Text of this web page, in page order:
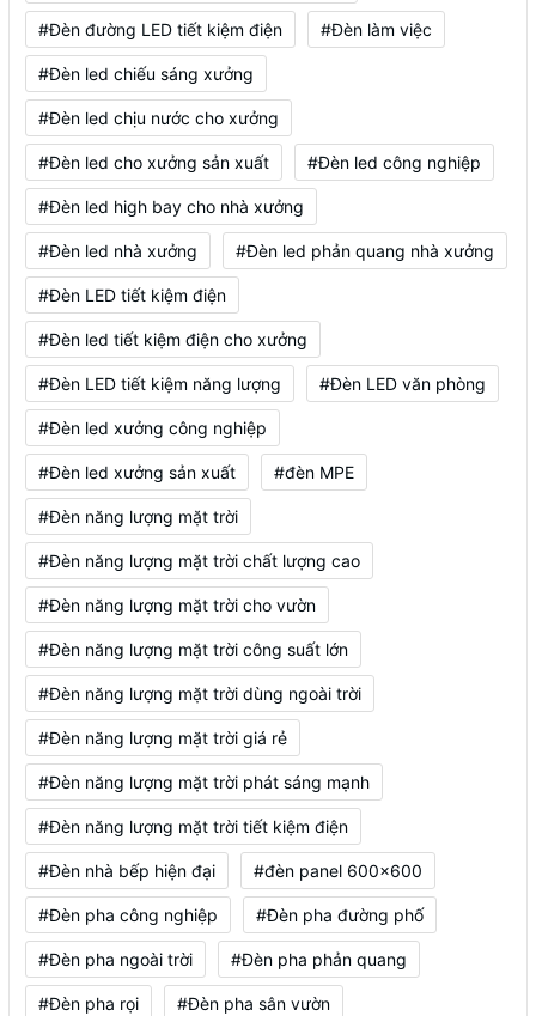
#Đèn đường LED tiết kiệm điện #Đèn làm việc
#Đèn led chiếu sáng xưởng
#Đèn led chịu nước cho xưởng
#Đèn led cho xưởng sản xuất #Đèn led công nghiệp
#Đèn led high bay cho nhà xưởng
#Đèn led nhà xưởng #Đèn led phản quang nhà xưởng
#Đèn LED tiết kiệm điện
#Đèn led tiết kiệm điện cho xưởng
#Đèn LED tiết kiệm năng lượng #Đèn LED văn phòng
#Đèn led xưởng công nghiệp
#Đèn led xưởng sản xuất #đèn MPE
#Đèn năng lượng mặt trời
#Đèn năng lượng mặt trời chất lượng cao
#Đèn năng lượng mặt trời cho vườn
#Đèn năng lượng mặt trời công suất lớn
#Đèn năng lượng mặt trời dùng ngoài trời
#Đèn năng lượng mặt trời giá rẻ
#Đèn năng lượng mặt trời phát sáng mạnh
#Đèn năng lượng mặt trời tiết kiệm điện
#Đèn nhà bếp hiện đại #đèn panel 600x600
#Đèn pha công nghiệp #Đèn pha đường phố
#Đèn pha ngoài trời #Đèn pha phản quang
#Đèn pha rọi #Đèn pha sân vườn